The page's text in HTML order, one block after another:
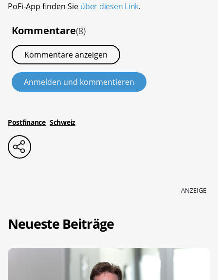
PoFi-App finden Sie über diesen Link.
Kommentare(8)
Kommentare anzeigen
Anmelden und kommentieren
Postfinance Schweiz
ANZEIGE
Neueste Beiträge